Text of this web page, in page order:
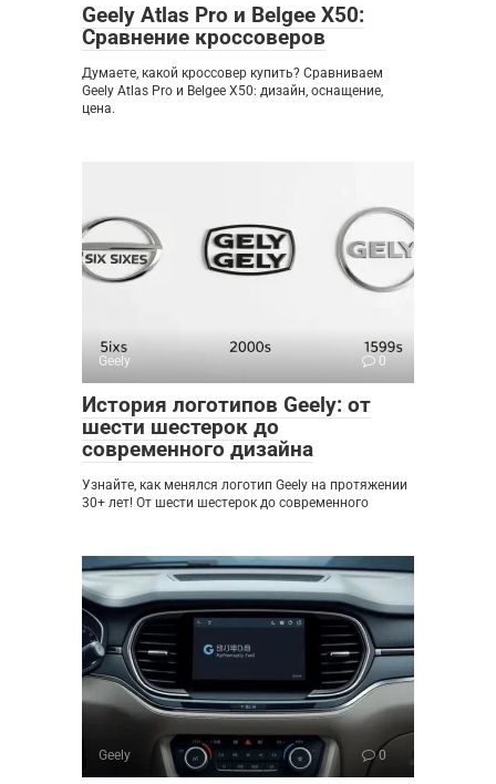
Geely Atlas Pro и Belgee X50:
Сравнение кроссоверов
Думаете, какой кроссовер купить? Сравниваем
Geely Atlas Pro и Belgee X50: дизайн, оснащение,
цена.
Geely 0
История логотипов Geely: от
шести шестерок до
современного дизайна
Узнайте, как менялся логотип Geely на протяжении
30+ лет! От шести шестерок до современного
Geely 0